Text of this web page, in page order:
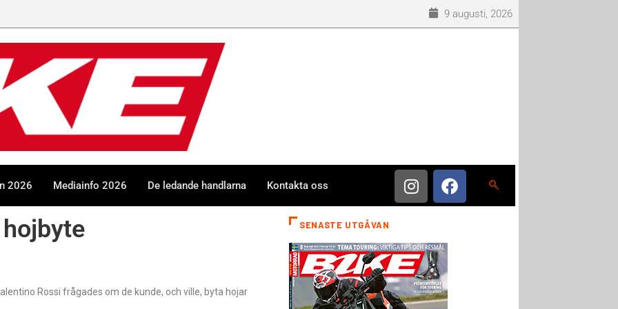
9 augusti, 2026
2026 Mediainfo 2026 De ledande handlarna Kontakta oss
Rossi frågades om de kunde, och ville, byta hojar
SENASTE UTGÅVAN